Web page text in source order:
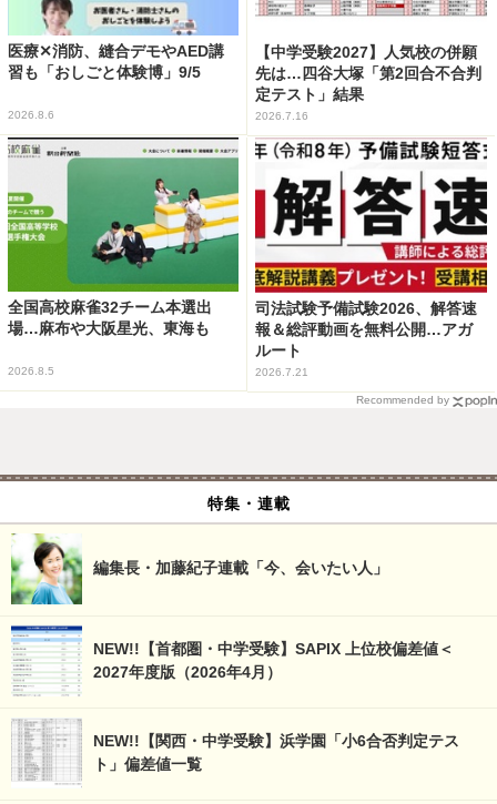
医療✕消防、縫合デモやAED講
習も「おしごと体験博」9/5
2026.8.6
【中学受験2027】人気校の併願
先は…四谷大塚「第2回合不合判
定テスト」結果
2026.7.16
全国高校麻雀32チーム本選出
場…麻布や大阪星光、東海も
2026.8.5
司法試験予備試験2026、解答速
報＆総評動画を無料公開…アガ
ルート
2026.7.21
Recommended by
特集・連載
編集長・加藤紀子連載「今、会いたい人」
NEW!!【首都圏・中学受験】SAPIX 上位校偏差値＜
2027年度版（2026年4月）
NEW!!【関西・中学受験】浜学園「小6合否判定テス
ト」偏差値一覧